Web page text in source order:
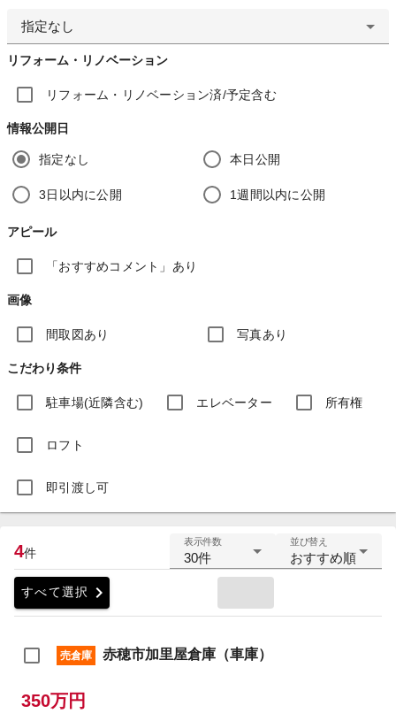
指定なし
リフォーム・リノベーション
リフォーム・リノベーション済/予定含む
情報公開日
指定なし 本日公開
3日以内に公開 1週間以内に公開
アピール
「おすすめコメント」あり
画像
間取図あり 写真あり
こだわり条件
駐車場(近隣含む) エレベーター 所有権
ロフト
即引渡し可
4件
表示件数
30件
並び替え
おすすめ順
すべて選択 chevron_right
売倉庫 赤穂市加里屋倉庫（車庫）
350万円